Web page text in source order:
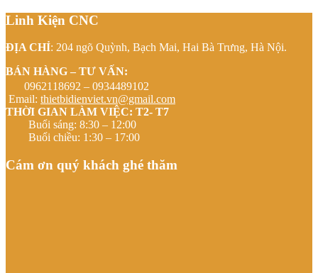
Linh Kiện CNC
ĐỊA CHỈ: 204 ngõ Quỳnh, Bạch Mai, Hai Bà Trưng, Hà Nội.
BÁN HÀNG – TƯ VẤN:
0962118692 – 0934489102
Email: thietbidienviet.vn@gmail.com
THỜI GIAN LÀM VIỆC: T2- T7
Buổi sáng: 8:30 – 12:00
Buổi chiều: 1:30 – 17:00
Cám ơn quý khách ghé thăm